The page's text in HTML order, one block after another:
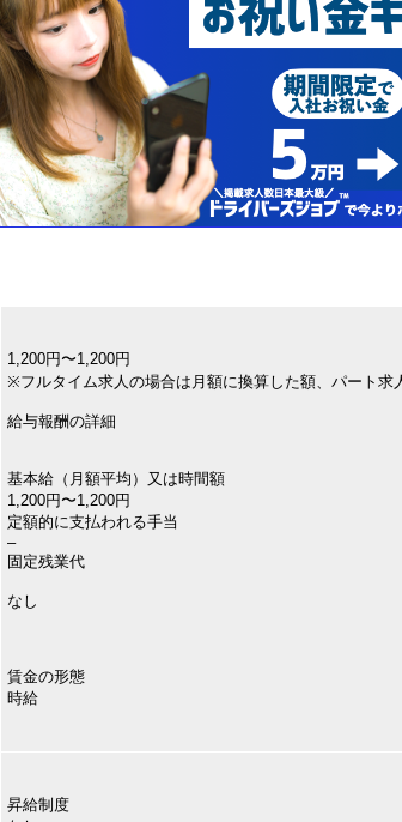
1,200円〜1,200円
※フルタイム求人の場合は月額に換算した額、パート求
給与報酬の詳細
基本給（月額平均）又は時間額
1,200円〜1,200円
定額的に支払われる手当
–
固定残業代
なし
賃金の形態
時給
昇給制度